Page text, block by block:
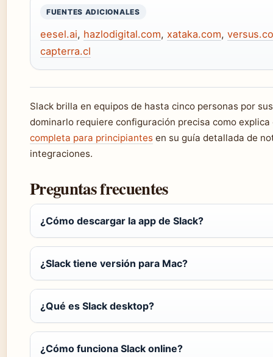
FUENTES ADICIONALES
eesel.ai, hazlodigital.com, xataka.com,
capterra.cl
Slack brilla en equipos de hasta cinco personas por
dominarlo requiere configuración precisa como
completa para principiantes en su guía detallada de
integraciones.
Preguntas frecuentes
¿Cómo descargar la app de Slack?
¿Slack tiene versión para Mac?
¿Qué es Slack desktop?
¿Cómo funciona Slack online?